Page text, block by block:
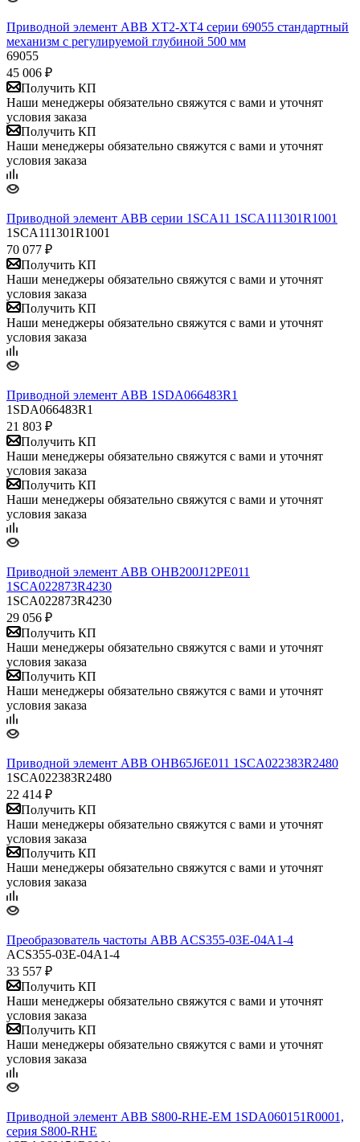
Приводной элемент ABB XT2-XT4 серии 69055 стандартный
механизм с регулируемой глубиной 500 мм
69055
45 006 ₽
Получить КП
Наши менеджеры обязательно свяжутся с вами и уточнят
условия заказа
Получить КП
Наши менеджеры обязательно свяжутся с вами и уточнят
условия заказа
Приводной элемент ABB серии 1SCA11 1SCA111301R1001
1SCA111301R1001
70 077 ₽
Получить КП
Наши менеджеры обязательно свяжутся с вами и уточнят
условия заказа
Получить КП
Наши менеджеры обязательно свяжутся с вами и уточнят
условия заказа
Приводной элемент ABB 1SDA066483R1
1SDA066483R1
21 803 ₽
Получить КП
Наши менеджеры обязательно свяжутся с вами и уточнят
условия заказа
Получить КП
Наши менеджеры обязательно свяжутся с вами и уточнят
условия заказа
Приводной элемент ABB OHB200J12PE011
1SCA022873R4230
1SCA022873R4230
29 056 ₽
Получить КП
Наши менеджеры обязательно свяжутся с вами и уточнят
условия заказа
Получить КП
Наши менеджеры обязательно свяжутся с вами и уточнят
условия заказа
Приводной элемент ABB OHB65J6E011 1SCA022383R2480
1SCA022383R2480
22 414 ₽
Получить КП
Наши менеджеры обязательно свяжутся с вами и уточнят
условия заказа
Получить КП
Наши менеджеры обязательно свяжутся с вами и уточнят
условия заказа
Преобразователь частоты ABB ACS355-03E-04A1-4
ACS355-03E-04A1-4
33 557 ₽
Получить КП
Наши менеджеры обязательно свяжутся с вами и уточнят
условия заказа
Получить КП
Наши менеджеры обязательно свяжутся с вами и уточнят
условия заказа
Приводной элемент ABB S800-RHE-EM 1SDA060151R0001,
серия S800-RHE